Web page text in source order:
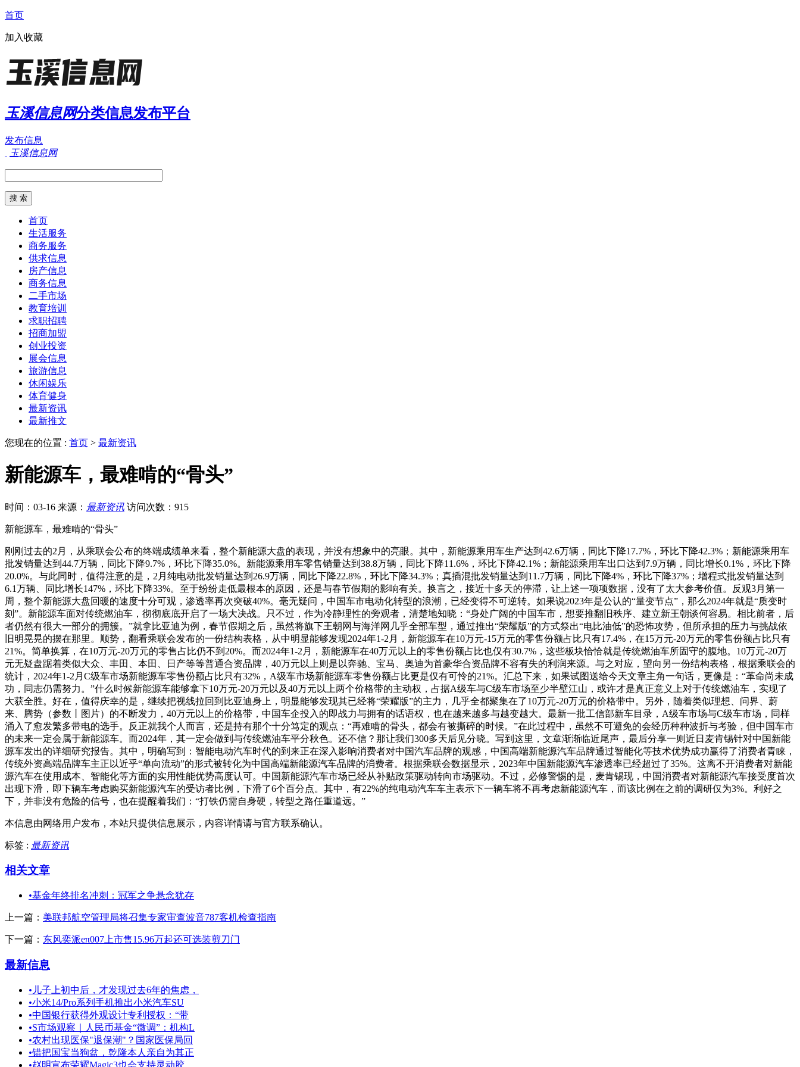
首页
加入收藏
玉溪信息网分类信息发布平台
发布信息
玉溪信息网
首页
生活服务
商务服务
供求信息
房产信息
商务信息
二手市场
教育培训
求职招聘
招商加盟
创业投资
展会信息
旅游信息
休闲娱乐
体育健身
最新资讯
最新推文
您现在的位置 : 首页 > 最新资讯
新能源车，最难啃的“骨头”
时间：03-16 来源： 最新资讯 访问次数：915
新能源车，最难啃的“骨头”
刚刚过去的2月，从乘联会公布的终端成绩单来看，整个新能源大盘的表现，并没有想象中的亮眼。其中，新能源乘用车生产达到42.6万辆，同比下降17.7%，环比下降42.3%；新能源乘用车
批发销量达到44.7万辆，同比下降9.7%，环比下降35.0%。新能源乘用车零售销量达到38.8万辆，同比下降11.6%，环比下降42.1%；新能源乘用车出口达到7.9万辆，同比增长0.1%，环比下降
20.0%。与此同时，值得注意的是，2月纯电动批发销量达到26.9万辆，同比下降22.8%，环比下降34.3%；真插混批发销量达到11.7万辆，同比下降4%，环比下降37%；增程式批发销量达到
6.1万辆、同比增长147%，环比下降33%。至于纷纷走低最根本的原因，还是与春节假期的影响有关。换言之，接近十多天的停滞，让上述一项项数据，没有了太大参考价值。反观3月第一
周，整个新能源大盘回暖的速度十分可观，渗透率再次突破40%。毫无疑问，中国车市电动化转型的浪潮，已经变得不可逆转。如果说2023年是公认的“量变节点”，那么2024年就是“质变时
刻”。新能源车面对传统燃油车，彻彻底底开启了一场大决战。只不过，作为冷静理性的旁观者，清楚地知晓：“身处广阔的中国车市，想要推翻旧秩序、建立新王朝谈何容易。相比前者，后
者仍然有很大一部分的拥簇。”就拿比亚迪为例，春节假期之后，虽然将旗下王朝网与海洋网几乎全部车型，通过推出“荣耀版”的方式祭出“电比油低”的恐怖攻势，但所承担的压力与挑战依
旧明晃晃的摆在那里。顺势，翻看乘联会发布的一份结构表格，从中明显能够发现2024年1-2月，新能源车在10万元-15万元的零售份额占比只有17.4%，在15万元-20万元的零售份额占比只有
21%。简单换算，在10万元-20万元的零售占比仍不到20%。而2024年1-2月，新能源车在40万元以上的零售份额占比也仅有30.7%，这些板块恰恰就是传统燃油车所固守的腹地。10万元-20万
元无疑盘踞着类似大众、丰田、本田、日产等等普通合资品牌，40万元以上则是以奔驰、宝马、奥迪为首豪华合资品牌不容有失的利润来源。与之对应，望向另一份结构表格，根据乘联会的
统计，2024年1-2月C级车市场新能源车零售份额占比只有32%，A级车市场新能源车零售份额占比更是仅有可怜的21%。汇总下来，如果试图送给今天文章主角一句话，更像是：“革命尚未成
功，同志仍需努力。”什么时候新能源车能够拿下10万元-20万元以及40万元以上两个价格带的主动权，占据A级车与C级车市场至少半壁江山，或许才是真正意义上对于传统燃油车，实现了
大获全胜。好在，值得庆幸的是，继续把视线拉回到比亚迪身上，明显能够发现其已经将“荣耀版”的主力，几乎全都聚集在了10万元-20万元的价格带中。另外，随着类似理想、问界、蔚
来、腾势（参数丨图片）的不断发力，40万元以上的价格带，中国车企投入的即战力与拥有的话语权，也在越来越多与越变越大。最新一批工信部新车目录，A级车市场与C级车市场，同样
涌入了愈发繁多带电的选手。反正就我个人而言，还是持有那个十分笃定的观点：“再难啃的骨头，都会有被撕碎的时候。”在此过程中，虽然不可避免的会经历种种波折与考验，但中国车市
的未来一定会属于新能源车。而2024年，其一定会做到与传统燃油车平分秋色。还不信？那让我们300多天后见分晓。写到这里，文章渐渐临近尾声，最后分享一则近日麦肯锡针对中国新能
源车发出的详细研究报告。其中，明确写到：智能电动汽车时代的到来正在深入影响消费者对中国汽车品牌的观感，中国高端新能源汽车品牌通过智能化等技术优势成功赢得了消费者青睐，
传统外资高端品牌车主正以近乎“单向流动”的形式被转化为中国高端新能源汽车品牌的消费者。根据乘联会数据显示，2023年中国新能源汽车渗透率已经超过了35%。这离不开消费者对新能
源汽车在使用成本、智能化等方面的实用性能优势高度认可。中国新能源汽车市场已经从补贴政策驱动转向市场驱动。不过，必修警惕的是，麦肯锡现，中国消费者对新能源汽车接受度首次
出现下滑，即下辆车考虑购买新能源汽车的受访者比例，下滑了6个百分点。其中，有22%的纯电动汽车车主表示下一辆车将不再考虑新能源汽车，而该比例在之前的调研仅为3%。利好之
下，并非没有危险的信号，也在提醒着我们：“打铁仍需自身硬，转型之路任重道远。”
本信息由网络用户发布， 本站只提供信息展示，内容详情请与官方联系确认。
标签 : 最新资讯
相关文章
•基金年终排名冲刺：冠军之争悬念犹存
上一篇： 美联邦航空管理局将召集专家审查波音787客机检查指南
下一篇： 东风奕派eπ007上市售15.96万起还可选装剪刀门
最新信息
• 儿子上初中后，才发现过去6年的焦虑，
•小米14/Pro系列手机推出小米汽车SU
•中国银行获得外观设计专利授权：“带
•S市场观察｜人民币基金“微调”：机构L
•农村出现医保"退保潮"？国家医保局回
•错把国宝当狗盆，乾隆本人亲自为其正
•赵明宣布荣耀Magic3也会支持灵动胶